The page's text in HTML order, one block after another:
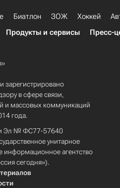
Биатлон ЗОЖ Хоккей
Продукты и сервисы Пресс-
зарегистрировано
в сфере связи,
и массовых коммуникаций
года.
Эл № ФС77-57640
унитарное
информационное агентство
сегодня»).